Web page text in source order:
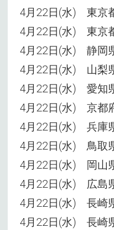
4月22日(水) 東京
4月22日(水) 東京
4月22日(水) 静岡
4月22日(水) 山梨
4月22日(水) 愛知
4月22日(水) 京都
4月22日(水) 兵庫
4月22日(水) 鳥取
4月22日(水) 岡山
4月22日(水) 広島
4月22日(水) 長崎
4月22日(水) 長崎